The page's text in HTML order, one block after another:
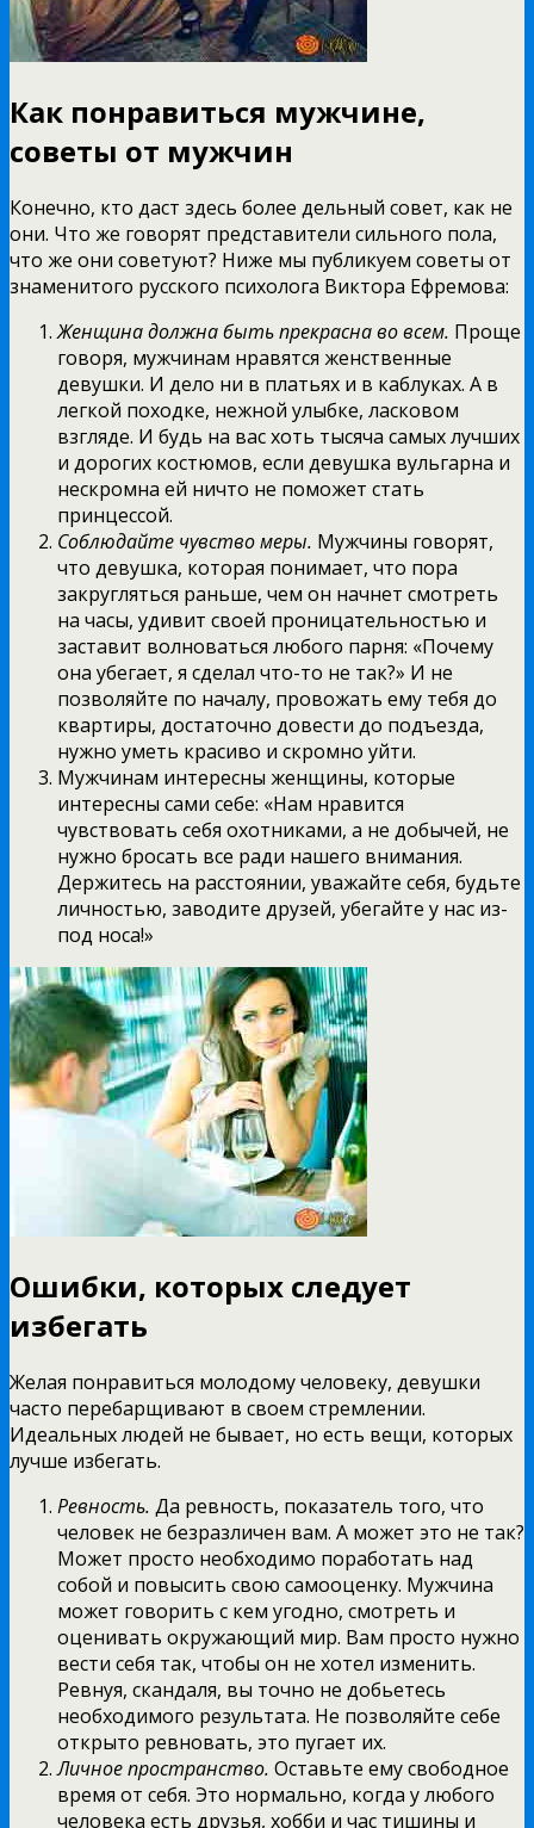
Как понравиться мужчине,
советы от мужчин
Конечно, кто даст здесь более дельный совет, как не
они. Что же говорят представители сильного пола,
что же они советуют? Ниже мы публикуем советы от
знаменитого русского психолога Виктора Ефремова:
Женщина должна быть прекрасна во всем. Проще
говоря, мужчинам нравятся женственные
девушки. И дело ни в платьях и в каблуках. А в
легкой походке, нежной улыбке, ласковом
взгляде. И будь на вас хоть тысяча самых лучших
и дорогих костюмов, если девушка вульгарна и
нескромна ей ничто не поможет стать
принцессой.
Соблюдайте чувство меры. Мужчины говорят,
что девушка, которая понимает, что пора
закругляться раньше, чем он начнет смотреть
на часы, удивит своей проницательностью и
заставит волноваться любого парня: «Почему
она убегает, я сделал что-то не так?» И не
позволяйте по началу, провожать ему тебя до
квартиры, достаточно довести до подъезда,
нужно уметь красиво и скромно уйти.
Мужчинам интересны женщины, которые
интересны сами себе: «Нам нравится
чувствовать себя охотниками, а не добычей, не
нужно бросать все ради нашего внимания.
Держитесь на расстоянии, уважайте себя, будьте
личностью, заводите друзей, убегайте у нас из-
под носа!»
Ошибки, которых следует
избегать
Желая понравиться молодому человеку, девушки
часто перебарщивают в своем стремлении.
Идеальных людей не бывает, но есть вещи, которых
лучше избегать.
Ревность. Да ревность, показатель того, что
человек не безразличен вам. А может это не так?
Может просто необходимо поработать над
собой и повысить свою самооценку. Мужчина
может говорить с кем угодно, смотреть и
оценивать окружающий мир. Вам просто нужно
вести себя так, чтобы он не хотел изменить.
Ревнуя, скандаля, вы точно не добьетесь
необходимого результата. Не позволяйте себе
открыто ревновать, это пугает их.
Личное пространство. Оставьте ему свободное
время от себя. Это нормально, когда у любого
человека есть друзья, хобби и час тишины и